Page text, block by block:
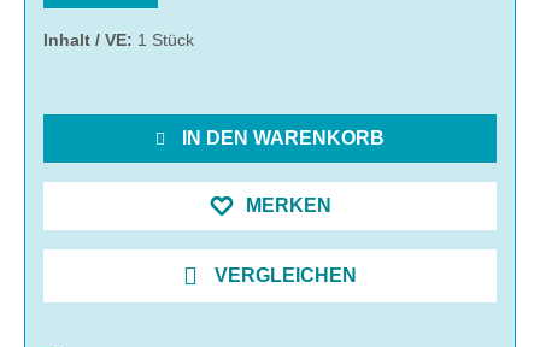
Inhalt / VE: 1 Stück
IN DEN WARENKORB
MERKEN
VERGLEICHEN